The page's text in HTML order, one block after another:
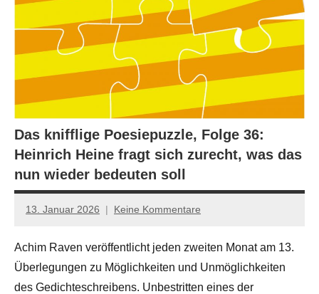
Das knifflige Poesiepuzzle, Folge 36:
Heinrich Heine fragt sich zurecht, was das
nun wieder bedeuten soll
13. Januar 2026
Jan-
Hornauer
für
dasgedichtblog
Keine Kommentare
Achim Raven veröffentlicht jeden zweiten Monat am 13.
Überlegungen zu Möglichkeiten und Unmöglichkeiten
des Gedichteschreibens. Unbestritten eines der